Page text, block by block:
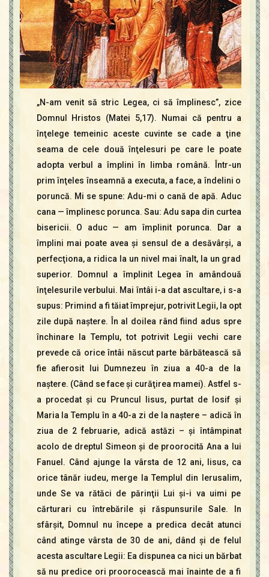
„N-am venit să stric Legea, ci să împlinesc”, zice
Domnul Hristos (Matei 5,17). Numai că pentru a
înţelege temeinic aceste cuvinte se cade a ţine
seama de cele două înţelesuri pe care le poate
adopta verbul a împlini în limba română. Într-un
prim înţeles înseamnă a executa, a face, a îndelini o
poruncă. Mi se spune: Adu-mi o cană de apă. Aduc
cana — împlinesc porunca. Sau: Adu sapa din curtea
bisericii. O aduc — am împlinit porunca. Dar a
împlini mai poate avea şi sensul de a desăvârşi, a
perfecţiona, a ridica la un nivel mai înalt, la un grad
superior. Domnul a împlinit Legea în amândouă
înţelesurile verbului. Mai întâi i-a dat ascultare, i s-a
supus: Primind a fi tăiat împrejur, potrivit Legii, la opt
zile după naştere. În al doilea rând fiind adus spre
închinare la Templu, tot potrivit Legii vechi care
prevede că orice întâi născut parte bărbătească să
fie afierosit lui Dumnezeu în ziua a 40-a de la
naştere. (Când se face şi curăţirea mamei). Astfel s-
a procedat şi cu Pruncul Iisus, purtat de Iosif şi
Maria la Templu în a 40-a zi de la naştere – adică în
ziua de 2 februarie, adică astăzi – şi întâmpinat
acolo de dreptul Simeon şi de proorocită Ana a lui
Fanuel. Când ajunge la vârsta de 12 ani, Iisus, ca
orice tânăr iudeu, merge la Templul din Ierusalim,
unde Se va rătăci de părinţii Lui şi-i va uimi pe
cărturari cu întrebările şi răspunsurile Sale. In
sfârşit, Domnul nu începe a predica decât atunci
când atinge vârsta de 30 de ani, dând şi de felul
acesta ascultare Legii: Ea dispunea ca nici un bărbat
să nu predice ori proorocească mai înainte de a fi